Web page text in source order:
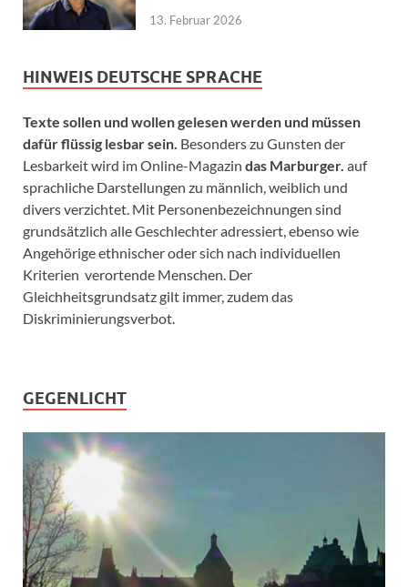
13. Februar 2026
HINWEIS DEUTSCHE SPRACHE
Texte sollen und wollen gelesen werden und müssen
dafür flüssig lesbar sein. Besonders zu Gunsten der
Lesbarkeit wird im Online-Magazin das Marburger. auf
sprachliche Darstellungen zu männlich, weiblich und
divers verzichtet. Mit Personenbezeichnungen sind
grundsätzlich alle Geschlechter adressiert, ebenso wie
Angehörige ethnischer oder sich nach individuellen
Kriterien verortende Menschen. Der
Gleichheitsgrundsatz gilt immer, zudem das
Diskriminierungsverbot.
GEGENLICHT